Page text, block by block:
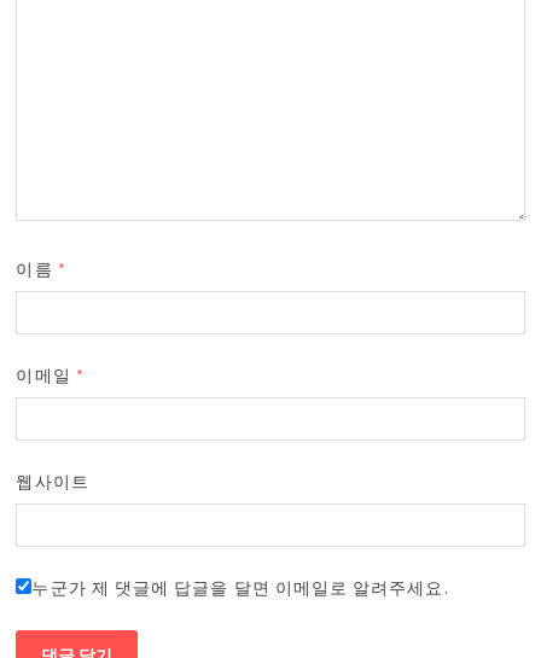
이름 *
이메일 *
웹사이트
누군가 제 댓글에 답글을 달면 이메일로 알려주세요.